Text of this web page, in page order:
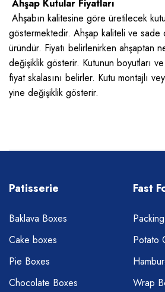
Ahşap Kutular Fiyatları
Ahşabın kalitesine göre üretilecek
göstermektedir. Ahşap kaliteli ve
üründür. Fiyatı belirlenirken ahşaptan
değişiklik gösterir. Kutunun boyutları
fiyat skalasını belirler. Kutu montajlı
yine değişiklik gösterir.
Patisserie
Baklava Boxes
Cake boxes
Pie Boxes
Chocolate Boxes
Fast
Potato
Wrap